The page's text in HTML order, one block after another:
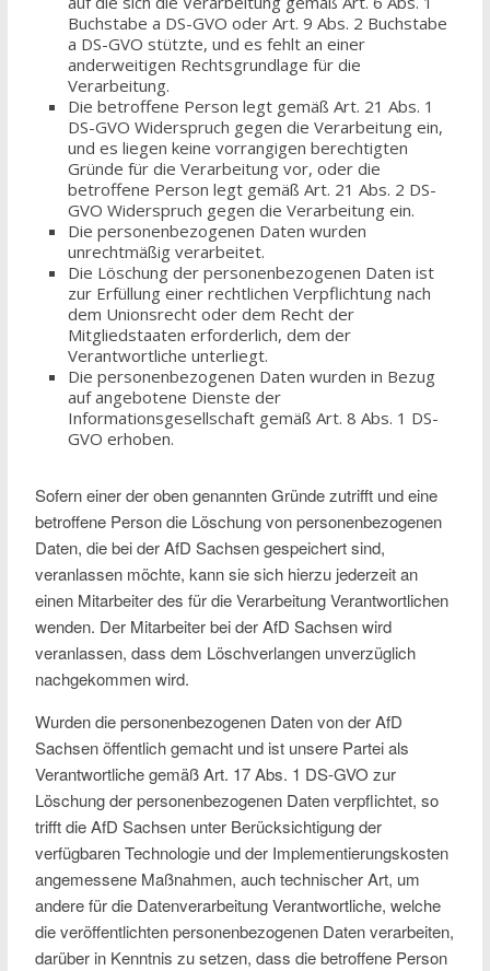
Buchstabe a DS-GVO oder Art. 9 Abs. 2 Buchstabe
a DS-GVO stützte, und es fehlt an einer
anderweitigen Rechtsgrundlage für die
Verarbeitung.
Die betroffene Person legt gemäß Art. 21 Abs. 1
DS-GVO Widerspruch gegen die Verarbeitung ein,
und es liegen keine vorrangigen berechtigten
Gründe für die Verarbeitung vor, oder die
betroffene Person legt gemäß Art. 21 Abs. 2 DS-
GVO Widerspruch gegen die Verarbeitung ein.
Die personenbezogenen Daten wurden
unrechtmäßig verarbeitet.
Die Löschung der personenbezogenen Daten ist
zur Erfüllung einer rechtlichen Verpflichtung nach
dem Unionsrecht oder dem Recht der
Mitgliedstaaten erforderlich, dem der
Verantwortliche unterliegt.
Die personenbezogenen Daten wurden in Bezug
auf angebotene Dienste der
Informationsgesellschaft gemäß Art. 8 Abs. 1 DS-
GVO erhoben.
Sofern einer der oben genannten Gründe zutrifft und eine
betroffene Person die Löschung von personenbezogenen
Daten, die bei der AfD Sachsen gespeichert sind,
veranlassen möchte, kann sie sich hierzu jederzeit an
einen Mitarbeiter des für die Verarbeitung Verantwortlichen
wenden. Der Mitarbeiter bei der AfD Sachsen wird
veranlassen, dass dem Löschverlangen unverzüglich
nachgekommen wird.
Wurden die personenbezogenen Daten von der AfD
Sachsen öffentlich gemacht und ist unsere Partei als
Verantwortliche gemäß Art. 17 Abs. 1 DS-GVO zur
Löschung der personenbezogenen Daten verpflichtet, so
trifft die AfD Sachsen unter Berücksichtigung der
verfügbaren Technologie und der Implementierungskosten
angemessene Maßnahmen, auch technischer Art, um
andere für die Datenverarbeitung Verantwortliche, welche
die veröffentlichten personenbezogenen Daten verarbeiten,
darüber in Kenntnis zu setzen, dass die betroffene Person